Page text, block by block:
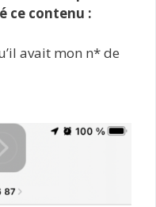
ce contenu :
avait mon n* de